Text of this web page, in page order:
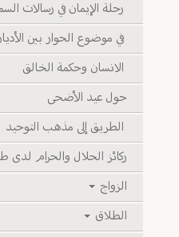
رحلة الإيمان في رسالات
في موضوع الحوار بين
الانسان وحكمة الخالق
حول عيد الأضحى
الطريق إلى مذهب التوحيد
ركائز الحلال والحرام لدى
الزواج
الطلاق